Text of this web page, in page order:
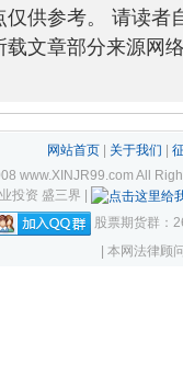
供参考。 请读者
文章部分来源网
网站首页| 关于我们
www.XINJR99.com All
投资 盛三界 |
股票期货群：
| 本网法律顾